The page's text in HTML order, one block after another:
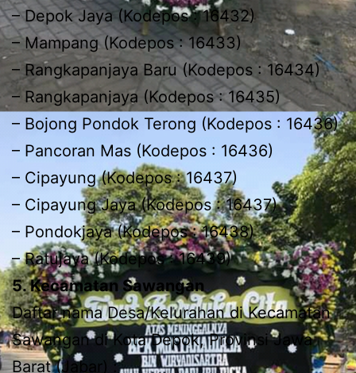
– Depok Jaya (Kodepos : 16432)
– Mampang (Kodepos : 16433)
– Rangkapanjaya Baru (Kodepos : 16434)
– Rangkapanjaya (Kodepos : 16435)
– Bojong Pondok Terong (Kodepos : 16436)
– Pancoran Mas (Kodepos : 16436)
– Cipayung (Kodepos : 16437)
– Cipayung Jaya (Kodepos : 16437)
– Pondokjaya (Kodepos : 16438)
– Ratujaya (Kodepos : 16439)
5. Kecamatan Sawangan
Daftar nama Desa/Kelurahan di Kecamatan
Sawangan di Kota Depok, Provinsi Jawa
Barat (Jabar) :